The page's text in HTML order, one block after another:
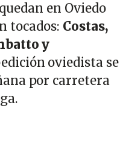
en Oviedo
tocados: Costas,
y
oviedista se
por carretera